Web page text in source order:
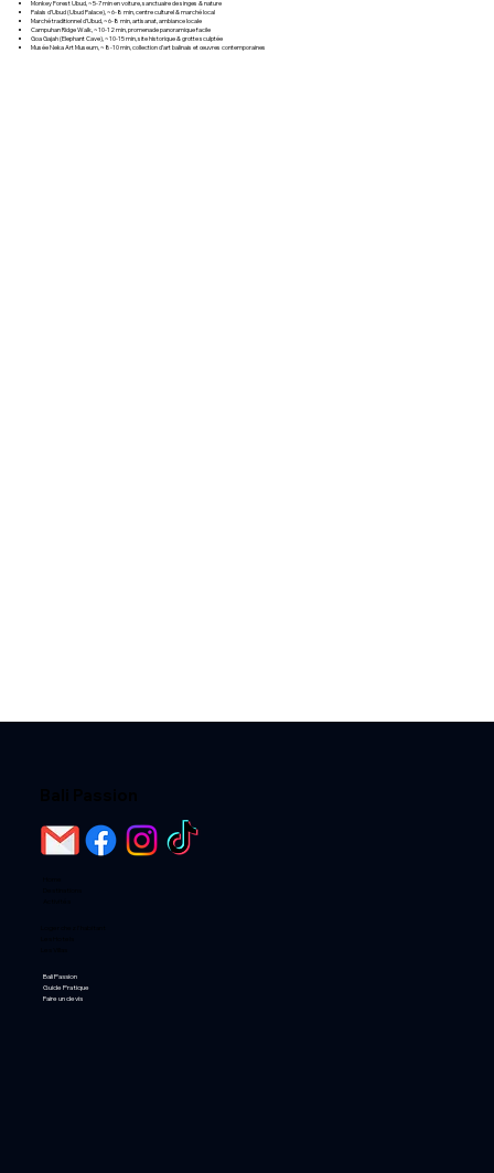
Monkey Forest Ubud, ~5-7 min en voiture, sanctuaire de singes & nature
Palais d’Ubud (Ubud Palace), ~6-8 min, centre culturel & marché local
Marché traditionnel d’Ubud, ~6-8 min, artisanat, ambiance locale
Campuhan Ridge Walk, ~10-12 min, promenade panoramique facile
Goa Gajah (Elephant Cave), ~10-15 min, site historique & grotte sculptée
Musée Neka Art Museum, ~8-10 min, collection d’art balinais et œuvres contemporaines
Bali Passion
Guide Pratique
Faire un devis